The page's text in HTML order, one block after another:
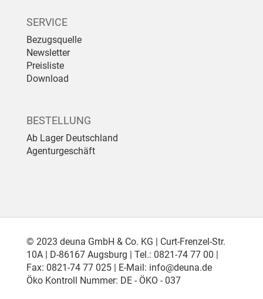
SERVICE
Bezugsquelle
Newsletter
Preisliste
Download
BESTELLUNG
Ab Lager Deutschland
Agenturgeschäft
© 2023 deuna GmbH & Co. KG | Curt-Frenzel-Str.
10A | D-86167 Augsburg | Tel.: 0821-74 77 00 |
Fax: 0821-74 77 025 | E-Mail: info@deuna.de
Öko Kontroll Nummer: DE - ÖKO - 037